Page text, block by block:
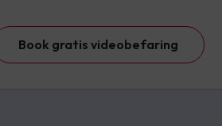
Book gratis videobefaring